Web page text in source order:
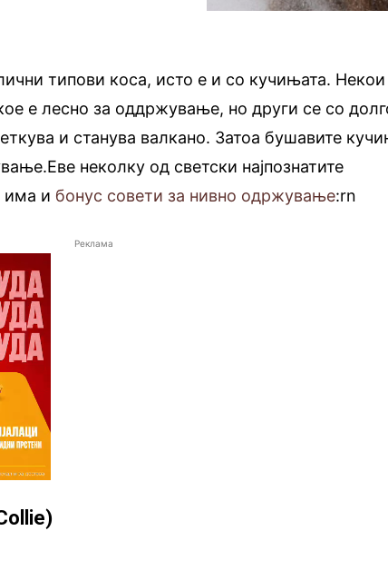
типови коса, исто е и со кучињата. Некои
е лесно за оддржување, но други се со
и станува валкано. Затоа бушавите
неколку од светски најпознатите
има и бонус совети за нивно одржување:rn
Реклама